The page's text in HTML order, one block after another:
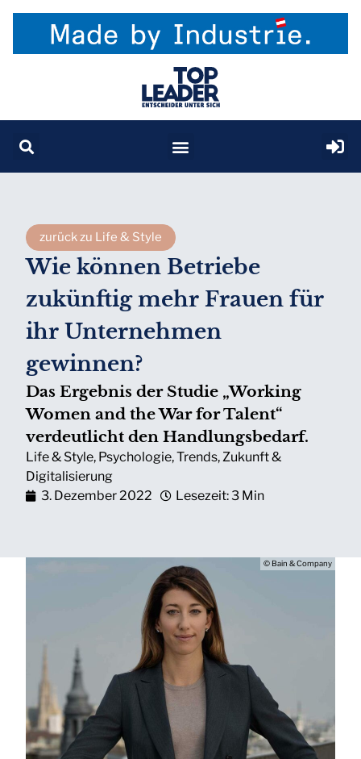
zurück zu Life & Style
Wie können Betriebe
zukünftig mehr Frauen für
ihr Unternehmen
gewinnen?
Das Ergebnis der Studie „Working
Women and the War for Talent“
verdeutlicht den Handlungsbedarf.
Life & Style, Psychologie,Trends,Zukunft &
Digitalisierung
3. Dezember 2022
Lesezeit: 3 Min
© Bain & Company